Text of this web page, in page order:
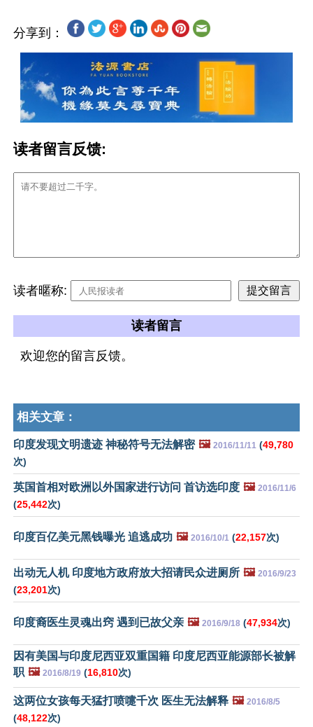
分享到：
读者留言反馈:
读者暱称:
读者留言
欢迎您的留言反馈。
相关文章：
印度发现文明遗迹 神秘符号无法解密 🖼️ 2016/11/11 (49,780
次)
英国首相对欧洲以外国家进行访问 首访选印度 🖼️ 2016/11/6
(25,442次)
印度百亿美元黑钱曝光 追逃成功 🖼️ 2016/10/1 (22,157次)
出动无人机 印度地方政府放大招请民众进厕所 🖼️ 2016/9/23
(23,201次)
印度裔医生灵魂出窍 遇到已故父亲 🖼️ 2016/9/18 (47,934次)
因有美国与印度尼西亚双重国籍 印度尼西亚能源部长被解
职 🖼️ 2016/8/19 (16,810次)
这两位女孩每天猛打喷嚏千次 医生无法解释 🖼️ 2016/8/5
(48,122次)